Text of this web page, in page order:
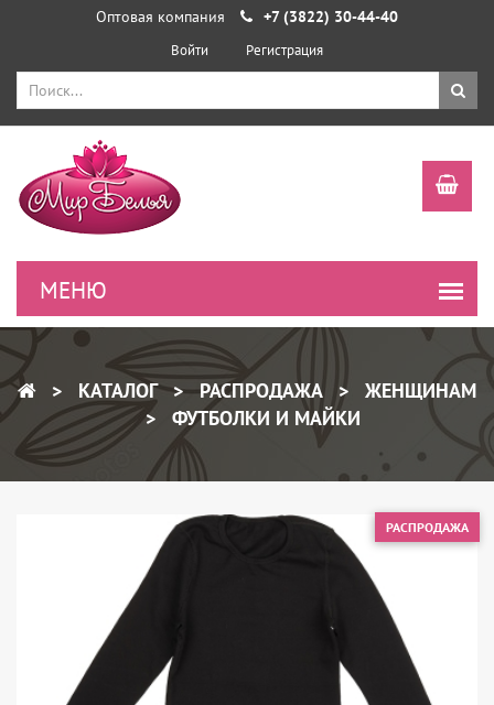
Оптовая компания +7 (3822) 30-44-40
Войти Регистрация
КАТАЛОГ РАСПРОДАЖА
ЖЕНЩИНАМ
ФУТБОЛКИ И МАЙКИ
РАСПРОДАЖА